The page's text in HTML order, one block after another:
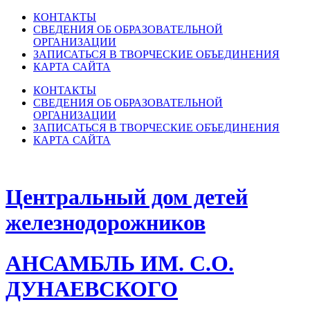
КОНТАКТЫ
СВЕДЕНИЯ ОБ ОБРАЗОВАТЕЛЬНОЙ
ОРГАНИЗАЦИИ
ЗАПИСАТЬСЯ В ТВОРЧЕСКИЕ ОБЪЕДИНЕНИЯ
КАРТА САЙТА
КОНТАКТЫ
СВЕДЕНИЯ ОБ ОБРАЗОВАТЕЛЬНОЙ
ОРГАНИЗАЦИИ
ЗАПИСАТЬСЯ В ТВОРЧЕСКИЕ ОБЪЕДИНЕНИЯ
КАРТА САЙТА
Центральный дом детей
железнодорожников
АНСАМБЛЬ ИМ. С.О.
ДУНАЕВСКОГО